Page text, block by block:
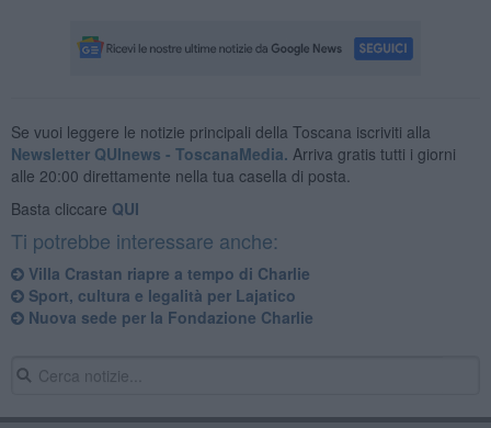
Se vuoi leggere le notizie principali della Toscana iscriviti alla
Newsletter QUInews - ToscanaMedia. Arriva gratis tutti i giorni
alle 20:00 direttamente nella tua casella di posta.
Basta cliccare QUI
Ti potrebbe interessare anche:
Villa Crastan riapre a tempo di Charlie
Sport, cultura e legalità per Lajatico
Nuova sede per la Fondazione Charlie